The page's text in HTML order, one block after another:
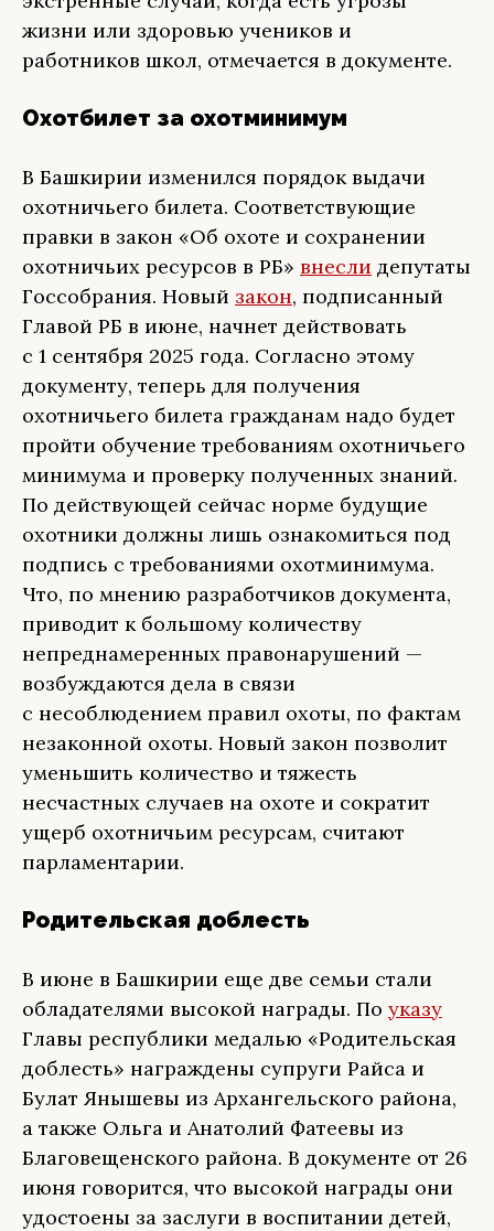
жизни или здоровью учеников и
работников школ, отмечается в документе.
Охотбилет за охотминимум
В Башкирии изменился порядок выдачи
охотничьего билета. Соответствующие
правки в закон «Об охоте и сохранении
охотничьих ресурсов в РБ» внесли депутаты
Госсобрания. Новый закон, подписанный
Главой РБ в июне, начнет действовать
с 1 сентября 2025 года. Согласно этому
документу, теперь для получения
охотничьего билета гражданам надо будет
пройти обучение требованиям охотничьего
минимума и проверку полученных знаний.
По действующей сейчас норме будущие
охотники должны лишь ознакомиться под
подпись с требованиями охотминимума.
Что, по мнению разработчиков документа,
приводит к большому количеству
непреднамеренных правонарушений —
возбуждаются дела в связи
с несоблюдением правил охоты, по фактам
незаконной охоты. Новый закон позволит
уменьшить количество и тяжесть
несчастных случаев на охоте и сократит
ущерб охотничьим ресурсам, считают
парламентарии.
Родительская доблесть
В июне в Башкирии еще две семьи стали
обладателями высокой награды. По указу
Главы республики медалью «Родительская
доблесть» награждены супруги Райса и
Булат Янышевы из Архангельского района,
а также Ольга и Анатолий Фатеевы из
Благовещенского района. В документе от 26
июня говорится, что высокой награды они
удостоены за заслуги в воспитании детей,